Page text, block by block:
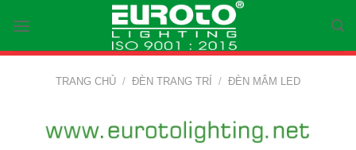
content
TRANG CHỦ / ĐÈN TRANG TRÍ / ĐÈN MÂM LED